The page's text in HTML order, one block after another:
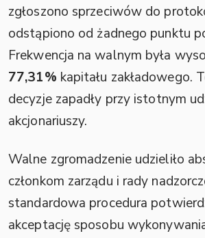
zgłoszono sprzeciwów do
odstąpiono od żadnego punktu
Frekwencja na walnym była
77,31% kapitału zakładowego.
decyzje zapadły przy istotnym
akcjonariuszy.
Walne zgromadzenie udzieliło
członkom zarządu i rady
standardowa procedura
akceptację sposobu